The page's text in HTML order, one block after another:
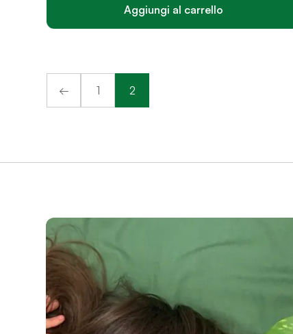
Aggiungi al carrello
← 1 2